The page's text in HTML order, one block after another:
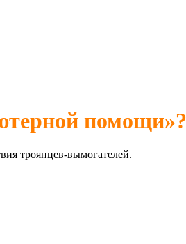
помощи»?
троянцев-вымогателей.